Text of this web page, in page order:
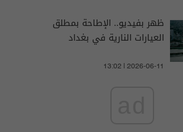
ظهر بفيديو.. الإطاحة بمطلق
العيارات النارية في بغداد
13:02 | 2026-06-11